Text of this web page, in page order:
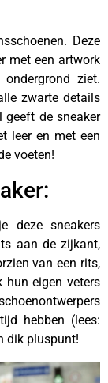
Deze
met een artwork
ziet.
zwarte details
geeft de sneaker
leer en met een
voeten!
deze sneakers
aan de zijkant,
van een rits,
hun eigen veters
hebben (lees:
dik pluspunt!